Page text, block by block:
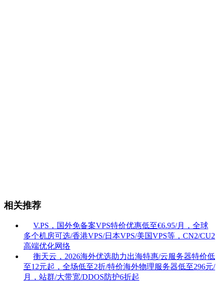
相关推荐
V.PS，国外免备案VPS特价优惠低至€6.95/月，全球
多个机房可选/香港VPS/日本VPS/美国VPS等，CN2/CU2
高端优化网络
衡天云，2026海外优选助力出海特惠/云服务器特价低
至12元起，全场低至2折/特价海外物理服务器低至296元/
月，站群/大带宽/DDOS防护6折起